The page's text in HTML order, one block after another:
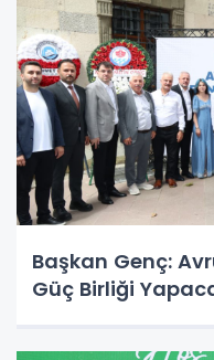
Başkan Genç:
Güç Birliği